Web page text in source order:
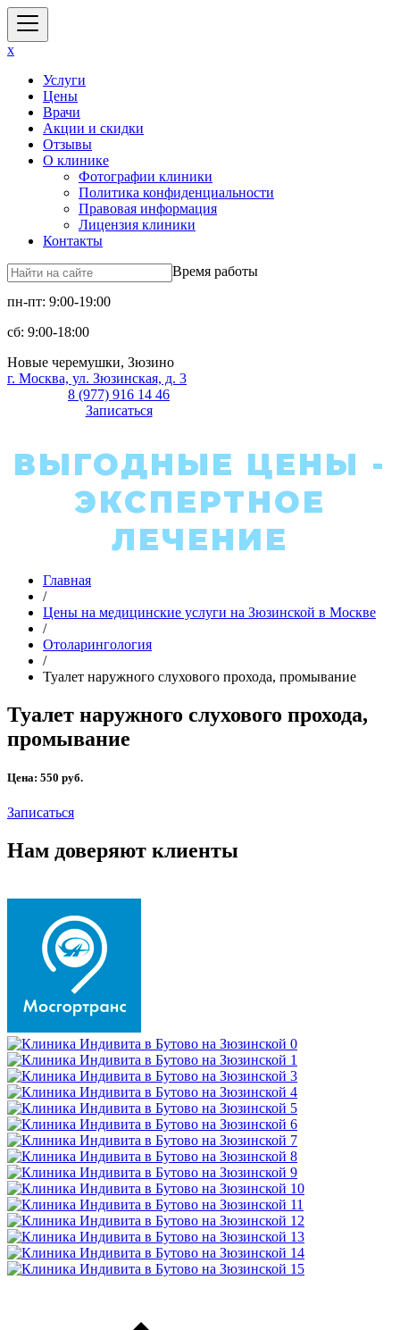
x
Услуги
Цены
Врачи
Акции и скидки
Отзывы
О клинике
Фотографии клиники
Политика конфиденциальности
Правовая информация
Лицензия клиники
Контакты
Время работы
пн-пт: 9:00-19:00
сб: 9:00-18:00
Новые черемушки, Зюзино
г. Москва, ул. Зюзинская, д. 3
8 (977) 916 14 46
Записаться
ВЫГОДНЫЕ ЦЕНЫ -
ЭКСПЕРТНОЕ
ЛЕЧЕНИЕ
Главная
/
Цены на медицинские услуги на Зюзинской в Москве
/
Отоларингология
/
Туалет наружного слухового прохода, промывание
Туалет наружного слухового прохода,
промывание
Цена: 550 руб.
Записаться
Нам доверяют клиенты